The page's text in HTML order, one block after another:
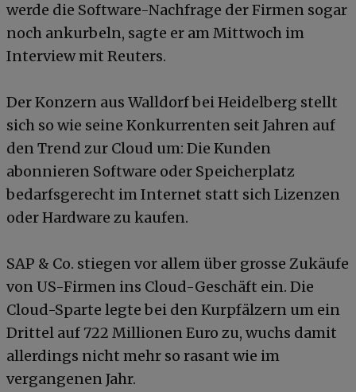
werde die Software-Nachfrage der Firmen sogar
noch ankurbeln, sagte er am Mittwoch im
Interview mit Reuters.
Der Konzern aus Walldorf bei Heidelberg stellt
sich so wie seine Konkurrenten seit Jahren auf
den Trend zur Cloud um: Die Kunden
abonnieren Software oder Speicherplatz
bedarfsgerecht im Internet statt sich Lizenzen
oder Hardware zu kaufen.
SAP & Co. stiegen vor allem über grosse Zukäufe
von US-Firmen ins Cloud-Geschäft ein. Die
Cloud-Sparte legte bei den Kurpfälzern um ein
Drittel auf 722 Millionen Euro zu, wuchs damit
allerdings nicht mehr so rasant wie im
vergangenen Jahr.